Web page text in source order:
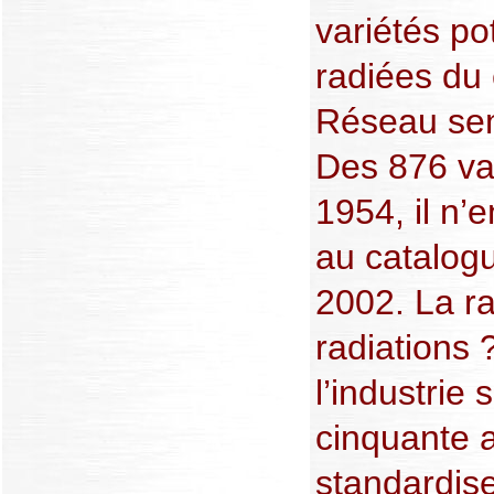
variétés
radiées du
Réseau
Des 876
1954, il
au
2002. La
radiations
l’industrie
cinquante